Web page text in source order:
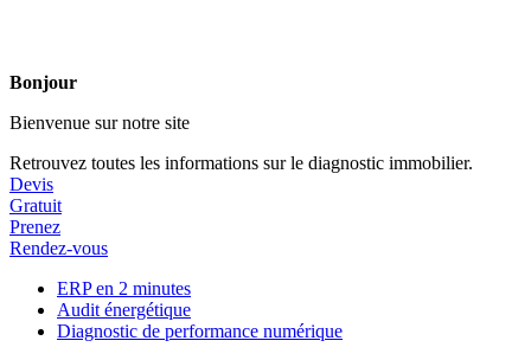
Bonjour
Bienvenue sur notre site
Retrouvez toutes les informations sur le diagnostic immobilier.
Devis
Gratuit
Prenez
Rendez-vous
ERP en 2 minutes
Audit énergétique
Diagnostic de performance numérique